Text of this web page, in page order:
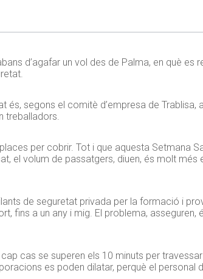
d’agafar un vol des de Palma, en què es
segons el comitè d’empresa de Trablisa,
treballadors.
per cobrir. Tot i que aquesta Setmana
el volum de passatgers, diuen, és molt més
de seguretat privada per la formació i
fins a un any i mig. El problema, asseguren,
cas se superen els 10 minuts per
es poden dilatar, perquè el personal